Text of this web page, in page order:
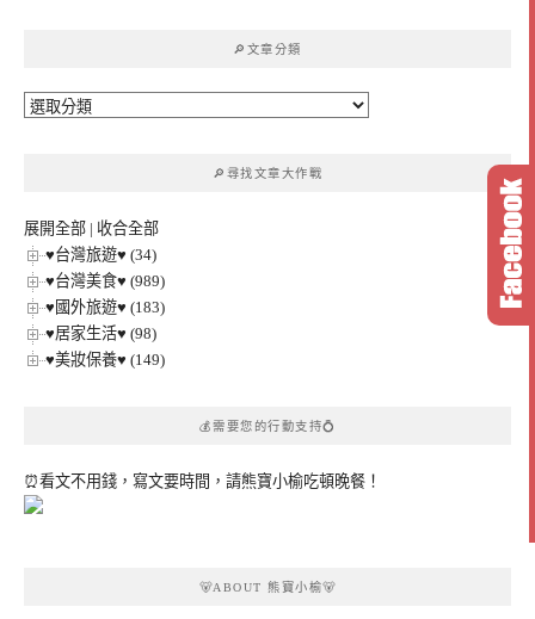
🔎文章分類
🔎
🔎尋找文章大作戰
展開全部 | 收合全部
♥台灣旅遊♥ (34)
♥台灣美食♥ (989)
♥國外旅遊♥ (183)
♥居家生活♥ (98)
♥美妝保養♥ (149)
💰需要您的行動支持💍
⏰看文不用錢，寫文要時間，請熊寶小榆吃頓晚餐！
🐻ABOUT 熊寶小榆🐻